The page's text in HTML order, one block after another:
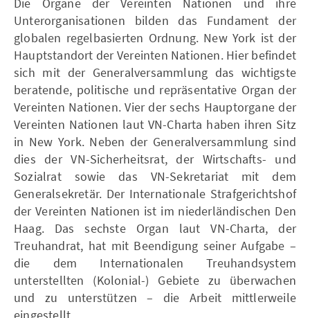
Unterorganisationen bilden das Fundament der
globalen regelbasierten Ordnung. New York ist der
Hauptstandort der Vereinten Nationen. Hier befindet
sich mit der Generalversammlung das wichtigste
beratende, politische und repräsentative Organ der
Vereinten Nationen. Vier der sechs Hauptorgane der
Vereinten Nationen laut VN-Charta haben ihren Sitz
in New York. Neben der Generalversammlung sind
dies der VN-Sicherheitsrat, der Wirtschafts- und
Sozialrat sowie das VN-Sekretariat mit dem
Generalsekretär. Der Internationale Strafgerichtshof
der Vereinten Nationen ist im niederländischen Den
Haag. Das sechste Organ laut VN-Charta, der
Treuhandrat, hat mit Beendigung seiner Aufgabe –
die dem Internationalen Treuhandsystem
unterstellten (Kolonial-) Gebiete zu überwachen
und zu unterstützen – die Arbeit mittlerweile
eingestellt.